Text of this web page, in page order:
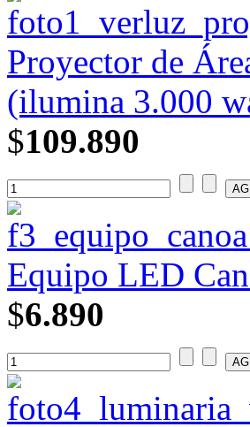
Proyector de
(ilumina 3.000
$109.890
Equipo LED
$6.890